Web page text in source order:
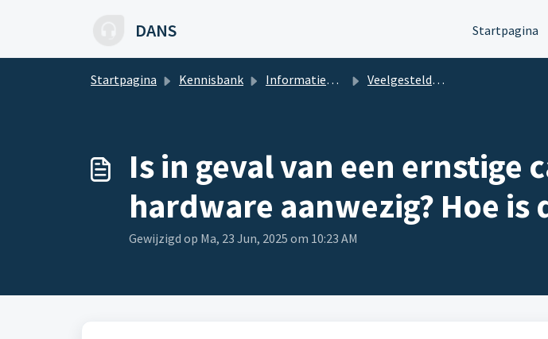
DANS Startpagina
Startpagina Kennisbank Informatiebeveiliging Veelgestelde vragen informatiebeveiliging
Is in geval van een ernstige
hardware aanwezig? Hoe is
Gewijzigd op Ma, 23 Jun, 2025 om 10:23 AM